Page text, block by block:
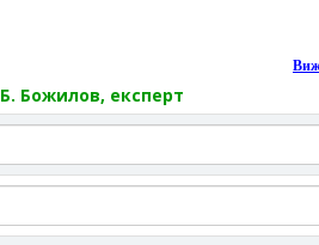
Б. Божилов, експерт